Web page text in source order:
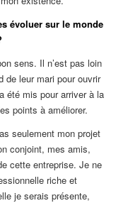
évoluer sur le monde
sens. Il n’est pas loin
de leur mari pour ouvrir
été mis pour arriver à la
points à améliorer.
seulement mon projet
conjoint, mes amis,
cette entreprise. Je ne
riche et
je serais présente,